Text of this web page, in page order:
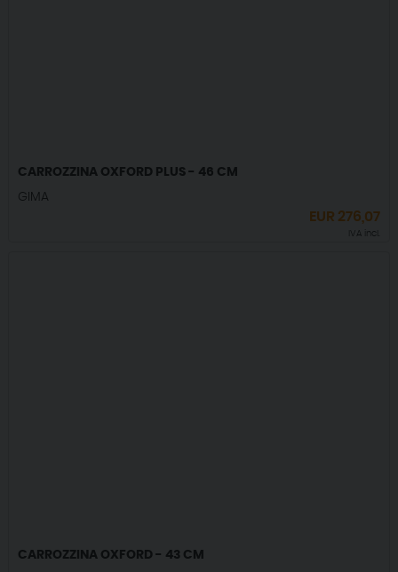
CARROZZINA OXFORD PLUS - 46 CM
GIMA
EUR 276,07
IVA incl.
CARROZZINA OXFORD - 43 CM